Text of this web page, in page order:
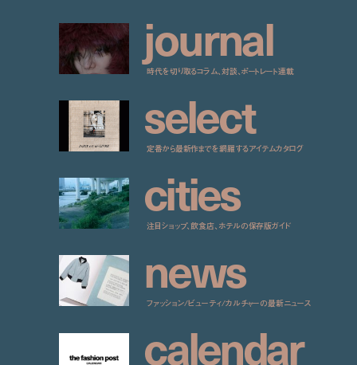
journal
時代を切り取るコラム、対談、ポートレート連載
select
定番から最新作までを網羅するアイテムカタログ
cities
注目ショップ、飲食店、ホテルの保存版ガイド
news
ファッション/ビューティ/カルチャーの最新ニュース
calendar